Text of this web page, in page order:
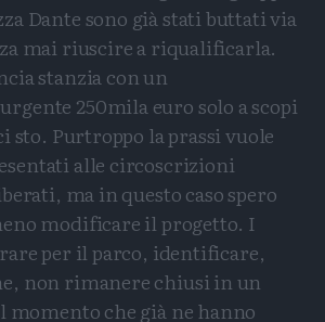
Dante sono già stati buttati via
mai riuscire a riqualificarla.
stanzia con un
250mila euro solo a scopi
sto. Purtroppo la prassi vuole
alle circoscrizioni
ma in questo caso spero
modificare il progetto. I
per il parco, identificare,
non rimanere chiusi in un
che già ne hanno